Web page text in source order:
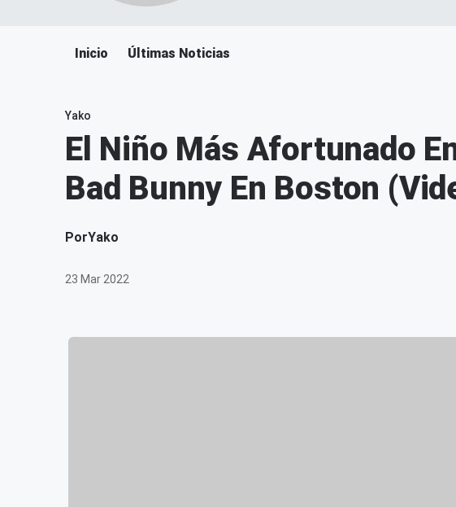
Inicio Últimas Noticias
Yako
El Niño Más Afortunado
Bad Bunny En Boston
PorYako
23 Mar 2022